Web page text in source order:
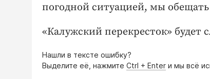
погодной ситуацией, мы
«Калужский перекресток» будет
Нашли в тексте ошибку?
Выделите её, нажмите Ctrl + Enter и мы всё